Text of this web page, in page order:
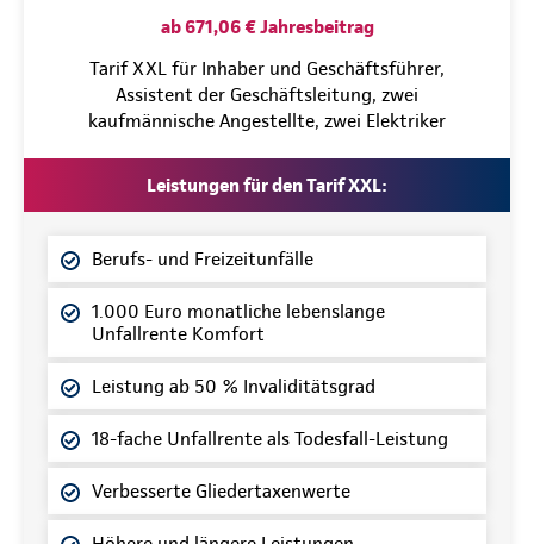
ab 671,06 € Jahresbeitrag
Tarif XXL für Inhaber und Geschäftsführer,
Assistent der Geschäftsleitung, zwei
kaufmännische Angestellte, zwei Elektriker
Leistungen für den Tarif XXL:
Berufs- und Freizeitunfälle
1.000 Euro monatliche lebenslange
Unfallrente Komfort
Leistung ab 50 % Invaliditätsgrad
18-fache Unfallrente als Todesfall-Leistung
Verbesserte Gliedertaxenwerte